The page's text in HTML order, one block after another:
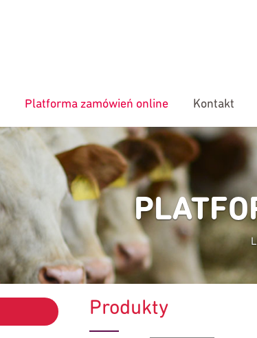
Platforma zamówień online Kontakt
PLATFORMA
Livisto - Twoja
Produkty